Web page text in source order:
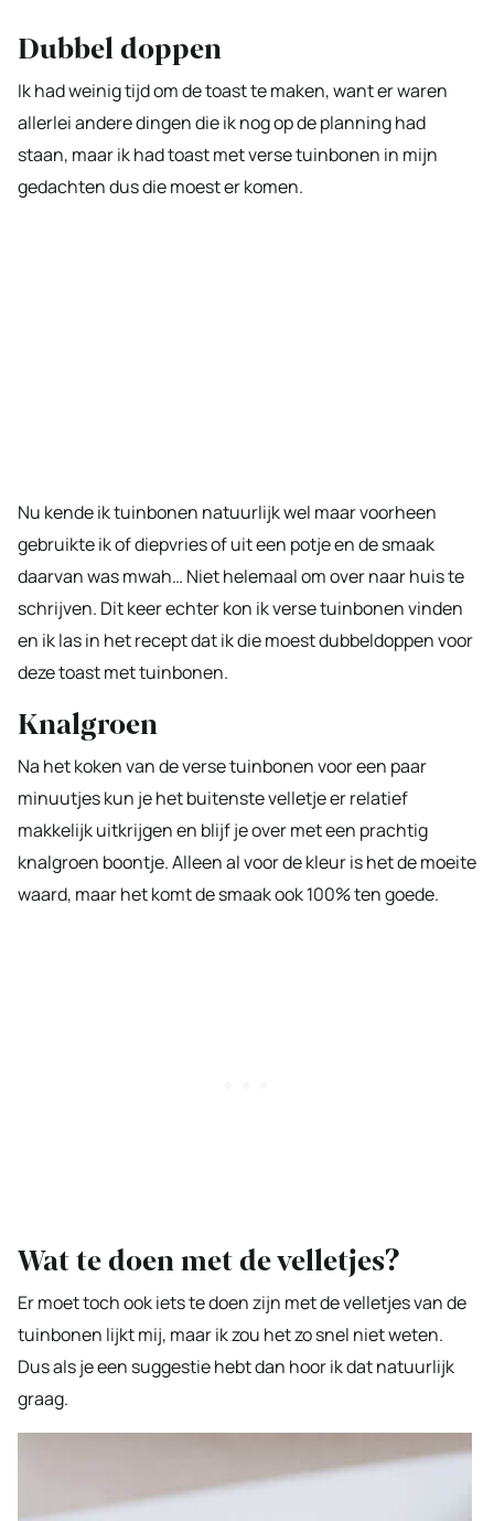
Dubbel doppen
Ik had weinig tijd om de toast te maken, want er waren
allerlei andere dingen die ik nog op de planning had
staan, maar ik had toast met verse tuinbonen in mijn
gedachten dus die moest er komen.
Nu kende ik tuinbonen natuurlijk wel maar voorheen
gebruikte ik of diepvries of uit een potje en de smaak
daarvan was mwah… Niet helemaal om over naar huis te
schrijven. Dit keer echter kon ik verse tuinbonen vinden
en ik las in het recept dat ik die moest dubbeldoppen voor
deze toast met tuinbonen.
Knalgroen
Na het koken van de verse tuinbonen voor een paar
minuutjes kun je het buitenste velletje er relatief
makkelijk uitkrijgen en blijf je over met een prachtig
knalgroen boontje. Alleen al voor de kleur is het de moeite
waard, maar het komt de smaak ook 100% ten goede.
Wat te doen met de velletjes?
Er moet toch ook iets te doen zijn met de velletjes van de
tuinbonen lijkt mij, maar ik zou het zo snel niet weten.
Dus als je een suggestie hebt dan hoor ik dat natuurlijk
graag.